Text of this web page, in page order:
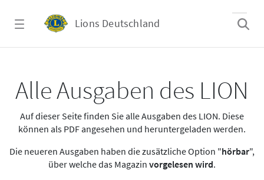
Lions Deutschland
Alle Ausgaben des LION
Auf dieser Seite finden Sie alle Ausgaben des LION. Diese
können als PDF angesehen und heruntergeladen werden.
Die neueren Ausgaben haben die zusätzliche Option "hörbar",
über welche das Magazin vorgelesen wird.